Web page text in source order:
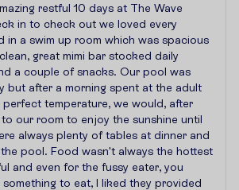
restful 10 days at The Wave
in to check out we loved every
in a swim up room which was spacious
great mimi bar stocked daily
a couple of snacks. Our pool was
but after a morning spent at the adult
temperature, we would, after
our room to enjoy the sunshine until
always plenty of tables at dinner and
pool. Food wasn't always the hottest
and even for the fussy eater, you
to eat, I liked they provided